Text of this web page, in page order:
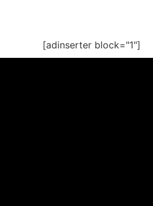
[adinserter block="1"]